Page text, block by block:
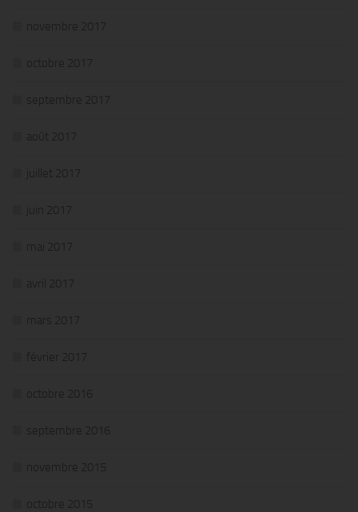
novembre 2017
octobre 2017
septembre 2017
août 2017
juillet 2017
juin 2017
mai 2017
avril 2017
mars 2017
février 2017
octobre 2016
septembre 2016
novembre 2015
octobre 2015